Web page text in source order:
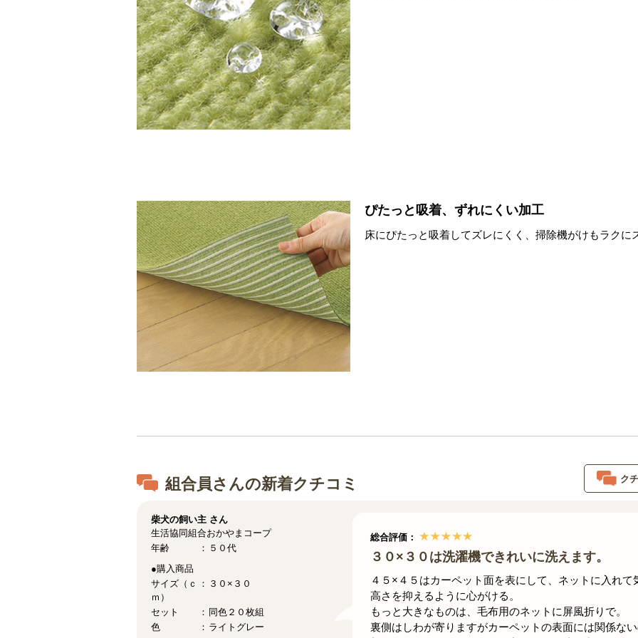
ぴたっと吸着、ずれにくい加工
床にぴたっと吸着してズレにくく、掃除機がけもラクに
組合員さんの新着クチコミ ク
総合評価：
３０×３０は洗濯機できれいに洗えます。
４５×４５はカーペット面を表にして、ネットに入れて
高さを抑えるように心がける。
もっと大きなものは、毛布用のネットに屏風折りで。
裏側はしわが寄りますがカーペットの表面には関係ない
柴犬の飼い主 さん
生活協同組合おかやまコープ
年齢
５０代
●購入商品
サイズ（ｃ
ｍ）
３０×３０
セット
同色２０枚組
色
ライトグレー